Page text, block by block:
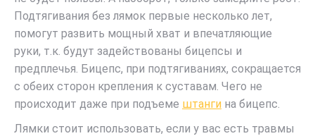
Подтягивания без лямок первые несколько лет,
помогут развить мощный хват и впечатляющие
руки, т.к. будут задействованы бицепсы и
предплечья. Бицепс, при подтягиваниях, сокращается
с обеих сторон крепления к суставам. Чего не
происходит даже при подъеме штанги на бицепс.
Лямки стоит использовать, если у вас есть травмы